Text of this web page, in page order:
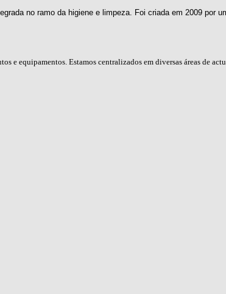
no ramo da higiene e limpeza. Foi criada em 2009 por
e equipamentos. Estamos centralizados em diversas áreas de